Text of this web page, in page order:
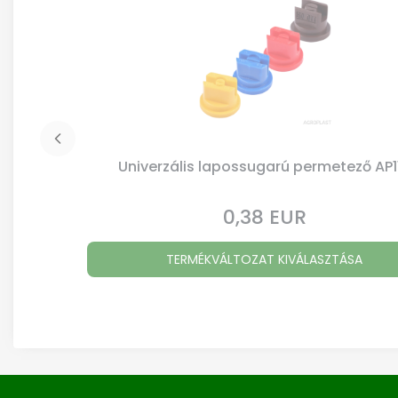
Univerzális lapossugarú permetező
Ár
0,38 EUR
TERMÉKVÁLTOZAT KIVÁLASZTÁSA